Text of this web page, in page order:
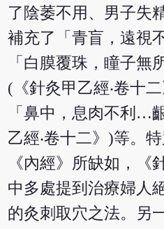
了陰萎不用、男子失
補充了「青盲，遠視
「白膜覆珠，瞳子無
(《針灸甲乙經‧卷十
「鼻中，息肉不利…
乙經‧卷十二》)等。
《內經》所缺如，《
中多處提到治療婦人
的灸刺取穴之法。另